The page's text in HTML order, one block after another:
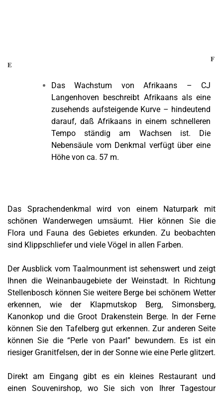
E
Das Wachstum von Afrikaans – CJ
Langenhoven beschreibt Afrikaans als eine
zusehends aufsteigende Kurve – hindeutend
darauf, daß Afrikaans in einem schnelleren
Tempo ständig am Wachsen ist. Die
Nebensäule vom Denkmal verfügt über eine
Höhe von ca. 57 m.
F
Das Sprachendenkmal wird von einem Naturpark mit
schönen Wanderwegen umsäumt. Hier können Sie die
Flora und Fauna des Gebietes erkunden. Zu beobachten
sind Klippschliefer und viele Vögel in allen Farben.
Der Ausblick vom Taalmounment ist sehenswert und zeigt
Ihnen die Weinanbaugebiete der Weinstadt. In Richtung
Stellenbosch können Sie weitere Berge bei schönem Wetter
erkennen, wie der Klapmutskop Berg, Simonsberg,
Kanonkop und die Groot Drakenstein Berge. In der Ferne
können Sie den Tafelberg gut erkennen. Zur anderen Seite
können Sie die “Perle von Paarl” bewundern. Es ist ein
riesiger Granitfelsen, der in der Sonne wie eine Perle glitzert.
Direkt am Eingang gibt es ein kleines Restaurant und
einenSouvenirshop, wo Sie sich von Ihrer Tagestour